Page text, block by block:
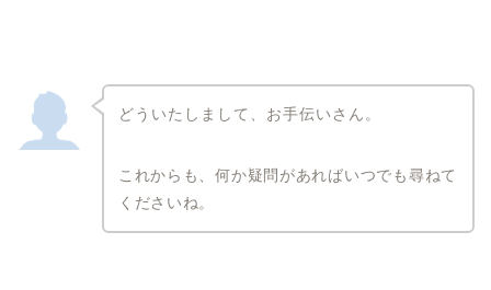
どういたしまして、お手伝いさん。
これからも、何か疑問があればいつでも尋ねて
くださいね。